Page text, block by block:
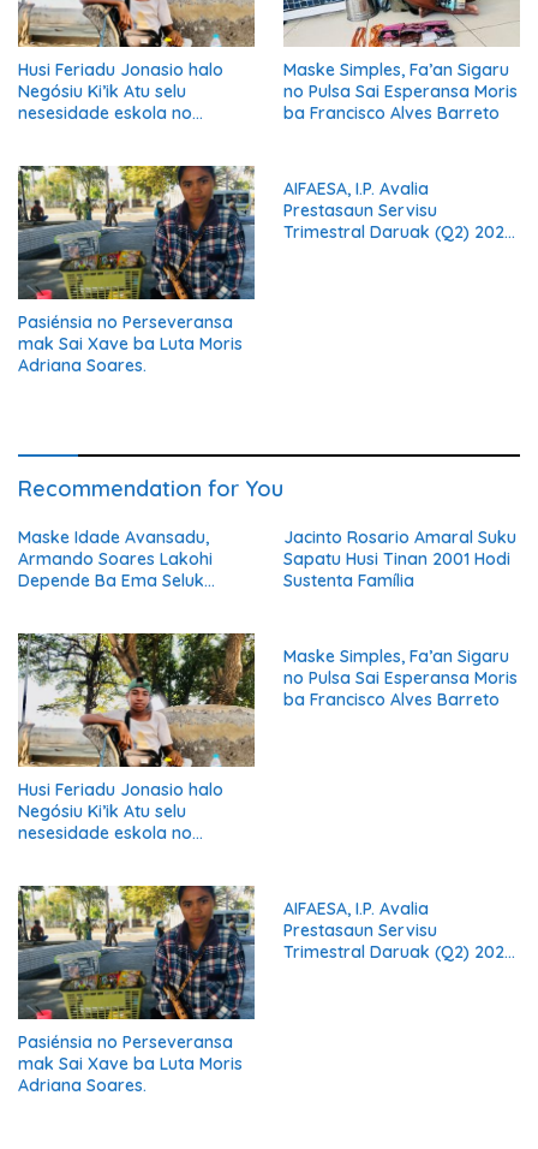
Husi Feriadu Jonasio halo
Negósiu Ki’ik Atu selu
nesesidade eskola no
Maske Simples, Fa’an Sigaru
no Pulsa Sai Esperansa Moris
ba Francisco Alves Barreto
Pasiénsia no Perseveransa
mak Sai Xave ba Luta Moris
Adriana Soares.
AIFAESA, I.P. Avalia
Prestasaun Servisu
Trimestral Daruak (Q2) 2026
Recommendation for You
Maske Idade Avansadu,
Armando Soares Lakohi
Depende Ba Ema Seluk
Jacinto Rosario Amaral Suku
Sapatu Husi Tinan 2001 Hodi
Sustenta Família
Husi Feriadu Jonasio halo
Negósiu Ki’ik Atu selu
nesesidade eskola no
Maske Simples, Fa’an Sigaru
no Pulsa Sai Esperansa Moris
ba Francisco Alves Barreto
Pasiénsia no Perseveransa
mak Sai Xave ba Luta Moris
Adriana Soares.
AIFAESA, I.P. Avalia
Prestasaun Servisu
Trimestral Daruak (Q2) 2026